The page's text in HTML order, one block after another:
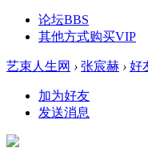
论坛BBS
其他方式购买VIP
艺束人生网 › 张宸赫 › 好
加为好友
发送消息